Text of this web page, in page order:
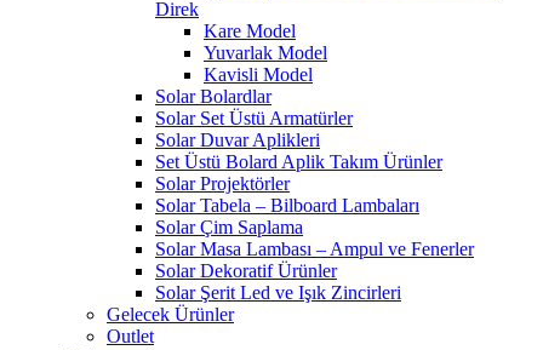
Direk
Kare Model
Yuvarlak Model
Kavisli Model
Solar Bolardlar
Solar Set Üstü Armatürler
Solar Duvar Aplikleri
Set Üstü Bolard Aplik Takım Ürünler
Solar Projektörler
Solar Tabela – Bilboard Lambaları
Solar Çim Saplama
Solar Masa Lambası – Ampul ve Fenerler
Solar Dekoratif Ürünler
Solar Şerit Led ve Işık Zincirleri
Gelecek Ürünler
Outlet